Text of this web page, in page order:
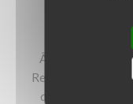
Permis
Âge, types de
Retrouvez toutes
quadricycle